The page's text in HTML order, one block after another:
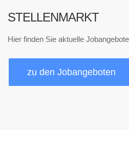
STELLENMARKT
Hier finden Sie aktuelle Jobangebote
zu den Jobangeboten